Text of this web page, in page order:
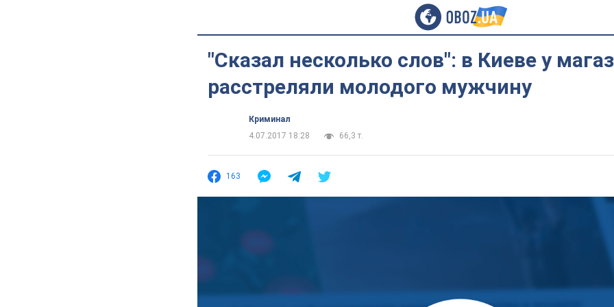
"Сказал несколько слов": в Киеве у
расстреляли молодого мужчину
Криминал
4.07.2017 18:28
66,3 т.
163